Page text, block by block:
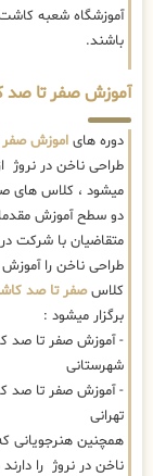
آموزشگاه شعبه
باشند.
آموزش صفر تا صد
دوره های اموزش
طراحی ناخن در نروژ
میشود ، کلاس های
دو سطح آموزش
طراحی ناخن را
کلاسصفر تا صد
برگزار میشود :
- آموزش صفر تا صد
شهرستانی
- آموزش صفر تا صد
تهرانی
همچنین هنرجویانی
ناخن در نروژ را